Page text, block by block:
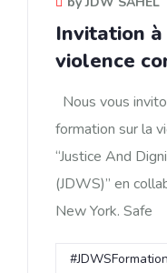
Invitation
violence
Nous vous
formation sur la
“Justice And
(JDWS)” en
New York. Safe
#JDWSFormation